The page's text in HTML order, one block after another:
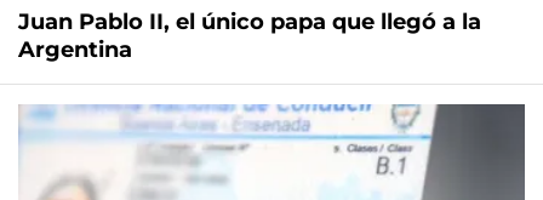
Juan Pablo II, el único papa que llegó a la
Argentina